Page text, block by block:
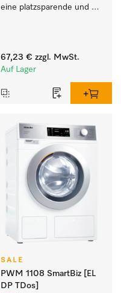
eine platzsparende und
67,23 € zzgl. MwSt.
Auf Lager
SALE
PWM 1108 SmartBiz [EL
DP TDos]